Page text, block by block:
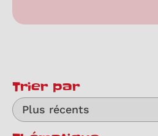
Trier par
Plus récents